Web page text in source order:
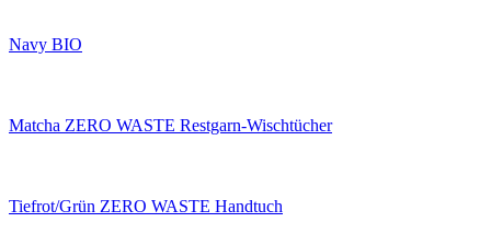
Navy BIO
Matcha ZERO WASTE Restgarn-Wischtücher
Tiefrot/Grün ZERO WASTE Handtuch